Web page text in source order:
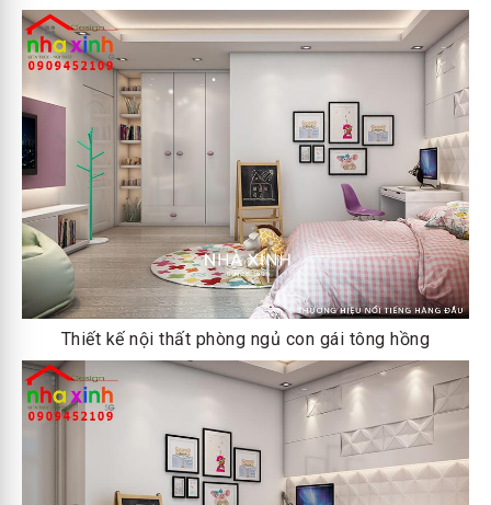
Thiết kế nội thất phòng ngủ con gái tông hồng